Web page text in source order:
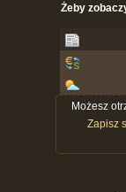
Żeby
Możesz
Zapisz